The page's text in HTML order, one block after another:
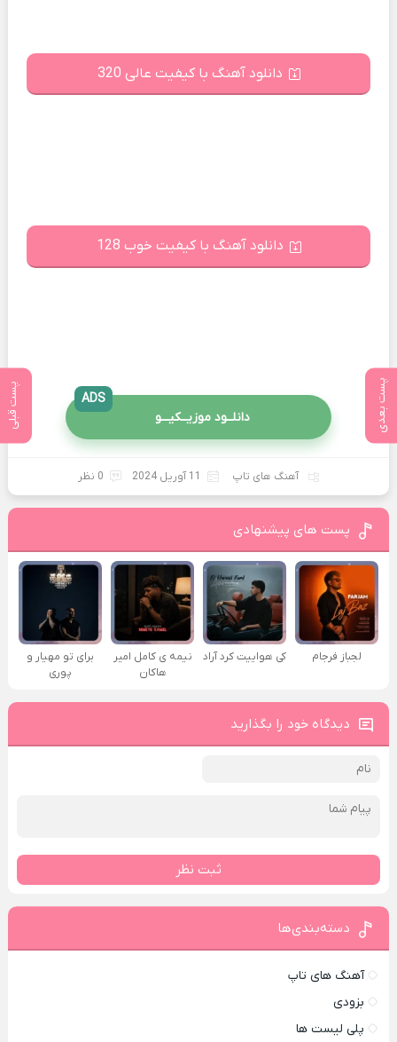
پست بعدی پست قبلی
دانلود آهنگ با کیفیت عالی 320
دانلود آهنگ با کیفیت خوب 128
دانلــود موزیــکیـــو
ADS
آهنگ های تاپ 11 آوریل 2024 0 نظر
پست های پیشنهادی
لجباز فرجام کی هواییت کرد آراد
نیمه ی کامل امیر
هاکان
برای تو مهیار و
پوری
دیدگاه خود را بگذارید
ثبت نظر
دسته‌بندی‌ها
آهنگ های تاپ
بزودی
پلی لیست ها